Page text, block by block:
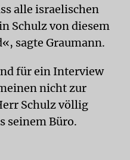
alle israelischen
Schulz von diesem
sagte Graumann.
für ein Interview
nicht zur
Schulz völlig
seinem Büro.